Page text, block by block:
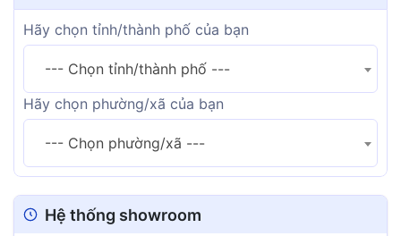
Hãy chọn tỉnh/thành phố của bạn
--- Chọn tỉnh/thành phố ---
Hãy chọn phường/xã của bạn
--- Chọn phường/xã ---
Hệ thống showroom